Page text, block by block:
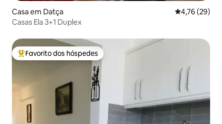
Casa em Datça Classificação
4,76 (29)
Casas Ela 3+1 Duplex
Favoritos dos hóspedes mais apreciados
Favorito dos hóspedes